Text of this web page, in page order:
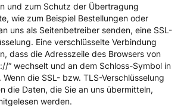
und zum Schutz der Übertragung
wie zum Beispiel Bestellungen oder
uns als Seitenbetreiber senden, eine SSL-
Eine verschlüsselte Verbindung
dass die Adresszeile des Browsers von
“ wechselt und an dem Schloss-Symbol in
die SSL- bzw. TLS-Verschlüsselung
die Daten, die Sie an uns übermitteln,
werden.